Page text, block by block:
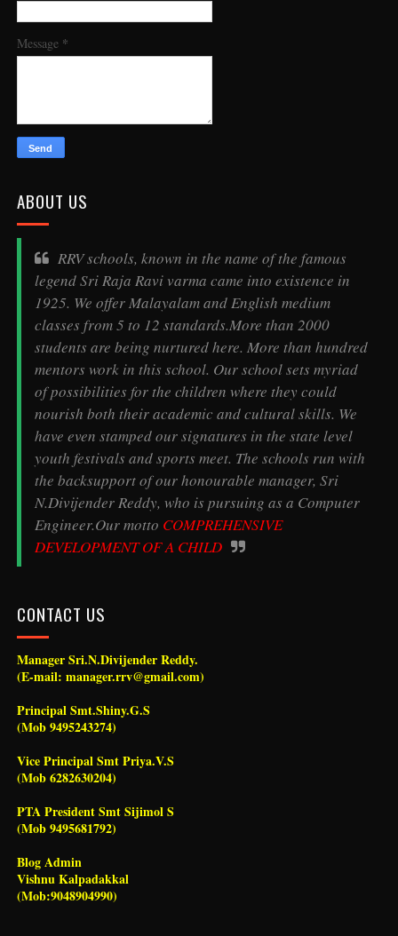
Message *
ABOUT US
RRV schools, known in the name of the famous
legendSri Raja Ravi varma came into existence in
1925. We offer Malayalam and English medium
classes from 5 to 12 standards.More than 2000
students are being nurtured here. More than hundred
mentors work in this school. Our school sets myriad
of possibilities for the children where they could
nourish both their academic and cultural skills. We
have even stamped our signatures in the state level
youth festivals and sports meet. The schools run with
the backsupport of our honourable manager, Sri
N.Divijender Reddy, who is pursuing as a Computer
Engineer.Our motto COMPREHENSIVE
DEVELOPMENT OF A CHILD
CONTACT US
Manager Sri.N.Divijender Reddy.
(E-mail: manager.rrv@gmail.com)
Principal Smt.Shiny.G.S
(Mob 9495243274)
Vice Principal Smt Priya.V.S
(Mob 6282630204)
PTA President Smt Sijimol S
(Mob 9495681792)
Blog Admin
Vishnu Kalpadakkal
(Mob:9048904990)